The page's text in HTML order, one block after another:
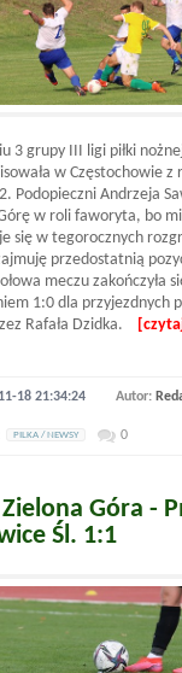
3 grupy III ligi piłki
w Częstochowie z
Podopieczni Andrzeja
w roli faworyta, bo
się w tegorocznych
przedostatnią
meczu zakończyła
1:0 dla przyjezdnych
Rafała Dzidka.
18 21:34:24 Autor:
PILKA / NEWSY 0
Zielona Góra -
Śl. 1:1